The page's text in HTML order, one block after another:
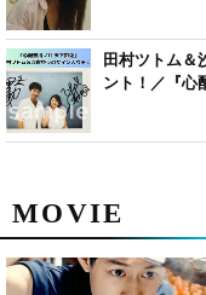
MOVIE
田村ツトム＆
ント！／『心